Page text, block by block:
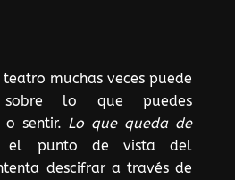
muchas veces puede
lo que puedes
o sentir. Lo que queda de
el punto de vista del
descifrar a través de